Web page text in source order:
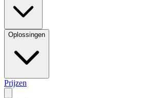
Oplossingen
Prijzen